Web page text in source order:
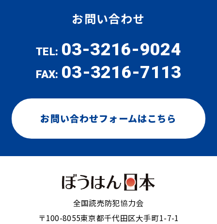
お問い合わせ
TEL: 03-3216-9024
FAX: 03-3216-7113
お問い合わせフォームはこちら
全国読売防犯協力会
〒100-8055東京都千代田区大手町1-7-1